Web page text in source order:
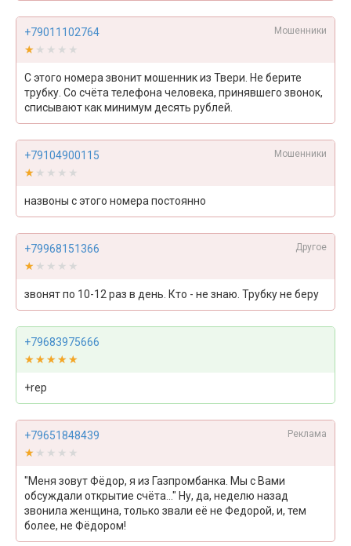
+79011102764 Мошенники
★★★★★
★★★★★
С этого номера звонит мошенник из Твери. Не берите
трубку. Со счёта телефона человека, принявшего звонок,
списывают как минимум десять рублей.
+79104900115 Мошенники
★★★★★
★★★★★
назвоны с этого номера постоянно
+79968151366 Другое
★★★★★
★★★★★
звонят по 10-12 раз в день. Кто - не знаю. Трубку не беру
+79683975666
★★★★★
★★★★★
+rep
+79651848439 Реклама
★★★★★
★★★★★
"Меня зовут Фёдор, я из Газпромбанка. Мы с Вами
обсуждали открытие счёта..." Ну, да, неделю назад
звонила женщина, только звали её не Федорой, и, тем
более, не Фёдором!